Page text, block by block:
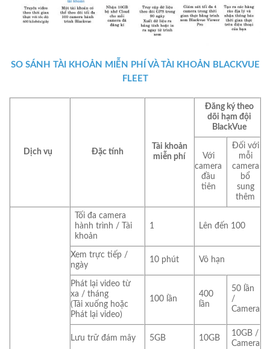
SO SÁNH TÀI KHOẢN MIỄN PHÍ VÀ TÀI KHOẢN BLACKVUE
FLEET
Dịch vụ Đặc tính
Tài khoản
miễn phí
Đăng ký theo
dõi hạm đội
BlackVue
Với
camera
đầu
tiên
Đối với
mỗi
camera
bổ
sung
thêm
Tối đa camera
hành trình / Tài
khoản
1 Lên đến 100
Xem trực tiếp /
ngày
10 phút Vô hạn
Phát lại video từ
xa / tháng
(Tải xuống hoặc
Phát lại video)
100 lần
400
lần
50 lần
/
Camera
Lưu trữ đám mây 5GB 10GB
10GB /
Camera